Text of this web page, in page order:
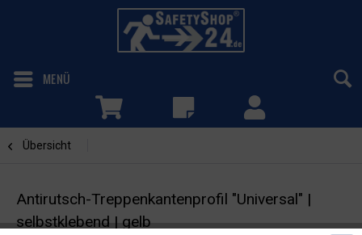
MENÜ
Übersicht
Antirutsch-Treppenkantenprofil "Universal" |
selbstklebend | gelb